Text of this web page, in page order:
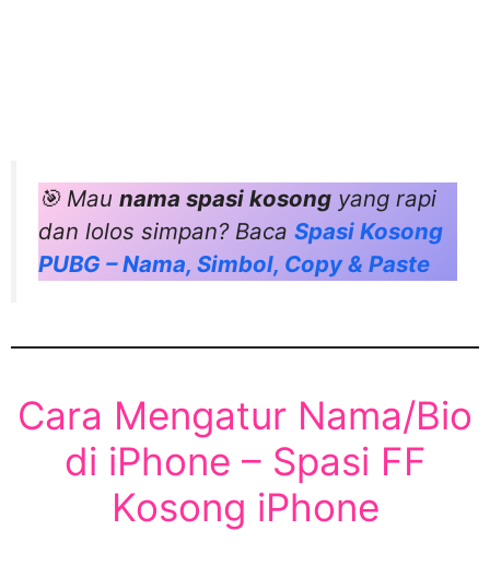
🎯 Mau nama spasi kosong yang rapi
dan lolos simpan? Baca Spasi Kosong
PUBG – Nama, Simbol, Copy & Paste
Cara Mengatur Nama/Bio
di iPhone – Spasi FF
Kosong iPhone